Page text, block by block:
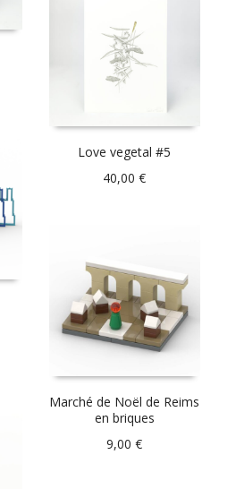
Love vegetal #5
40,00€
Marché de Noël de Reims
en briques
9,00€